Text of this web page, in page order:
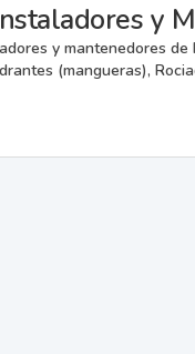
y mantenedores de
(mangueras),